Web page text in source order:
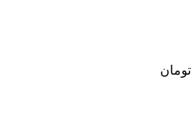
تومان